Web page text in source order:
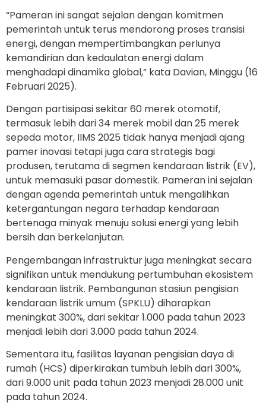
“Pameran ini sangat sejalan dengan komitmen
pemerintah untuk terus mendorong proses transisi
energi, dengan mempertimbangkan perlunya
kemandirian dan kedaulatan energi dalam
menghadapi dinamika global,” kata Davian, Minggu (16
Februari 2025).
Dengan partisipasi sekitar 60 merek otomotif,
termasuk lebih dari 34 merek mobil dan 25 merek
sepeda motor, IIMS 2025 tidak hanya menjadi ajang
pamer inovasi tetapi juga cara strategis bagi
produsen, terutama di segmen kendaraan listrik (EV),
untuk memasuki pasar domestik. Pameran ini sejalan
dengan agenda pemerintah untuk mengalihkan
ketergantungan negara terhadap kendaraan
bertenaga minyak menuju solusi energi yang lebih
bersih dan berkelanjutan.
Pengembangan infrastruktur juga meningkat secara
signifikan untuk mendukung pertumbuhan ekosistem
kendaraan listrik. Pembangunan stasiun pengisian
kendaraan listrik umum (SPKLU) diharapkan
meningkat 300%, dari sekitar 1.000 pada tahun 2023
menjadi lebih dari 3.000 pada tahun 2024.
Sementara itu, fasilitas layanan pengisian daya di
rumah (HCS) diperkirakan tumbuh lebih dari 300%,
dari 9.000 unit pada tahun 2023 menjadi 28.000 unit
pada tahun 2024.